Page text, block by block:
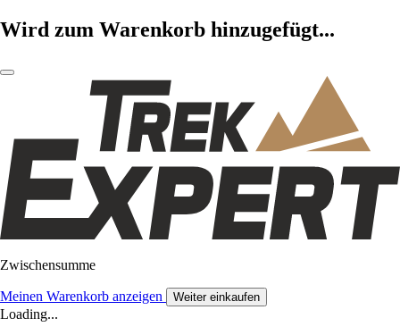
Wird zum Warenkorb hinzugefügt...
Zwischensumme
Meinen Warenkorb anzeigen Weiter einkaufen
Loading...